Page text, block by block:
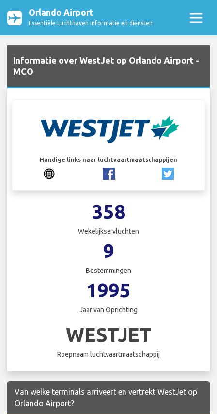
Orlando Airport
Essentiële Luchthaven Informatie en diensten
Informatie over WestJet op Orlando Airport -
MCO
Handige links naar luchtvaartmaatschappijen
358
Wekelijkse vluchten
9
Bestemmingen
1995
Jaar van Oprichting
WESTJET
Roepnaam luchtvaartmaatschappij
Van welke terminals arriveert en vertrekt WestJet op
Orlando Airport?